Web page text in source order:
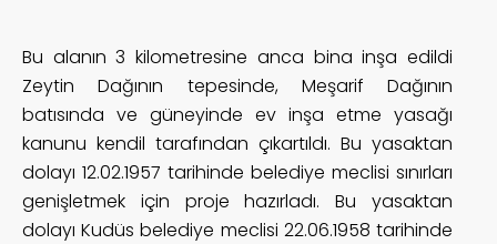
Bu alanın 3 kilometresine anca bina inşa edildi
Zeytin Dağının tepesinde, Meşarif Dağının
batısında ve güneyinde ev inşa etme yasağı
kanunu kendil tarafından çıkartıldı. Bu yasaktan
dolayı 12.02.1957 tarihinde belediye meclisi sınırları
genişletmek için proje hazırladı. Bu yasaktan
dolayı Kudüs belediye meclisi 22.06.1958 tarihinde